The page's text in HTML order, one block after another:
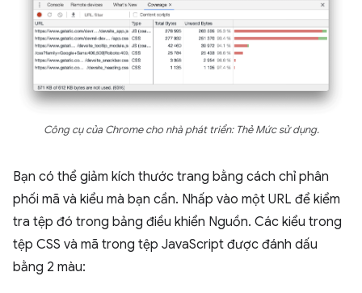
Công cụ của Chrome cho nhà phát triển: Thẻ Mức sử dụng.
Bạn có thể giảm kích thước trang bằng cách chỉ phân
phối mã và kiểu mà bạn cần. Nhấp vào một URL để kiểm
tra tệp đó trong bảng điều khiển Nguồn. Các kiểu trong
tệp CSS và mã trong tệp JavaScript được đánh dấu
bằng 2 màu: